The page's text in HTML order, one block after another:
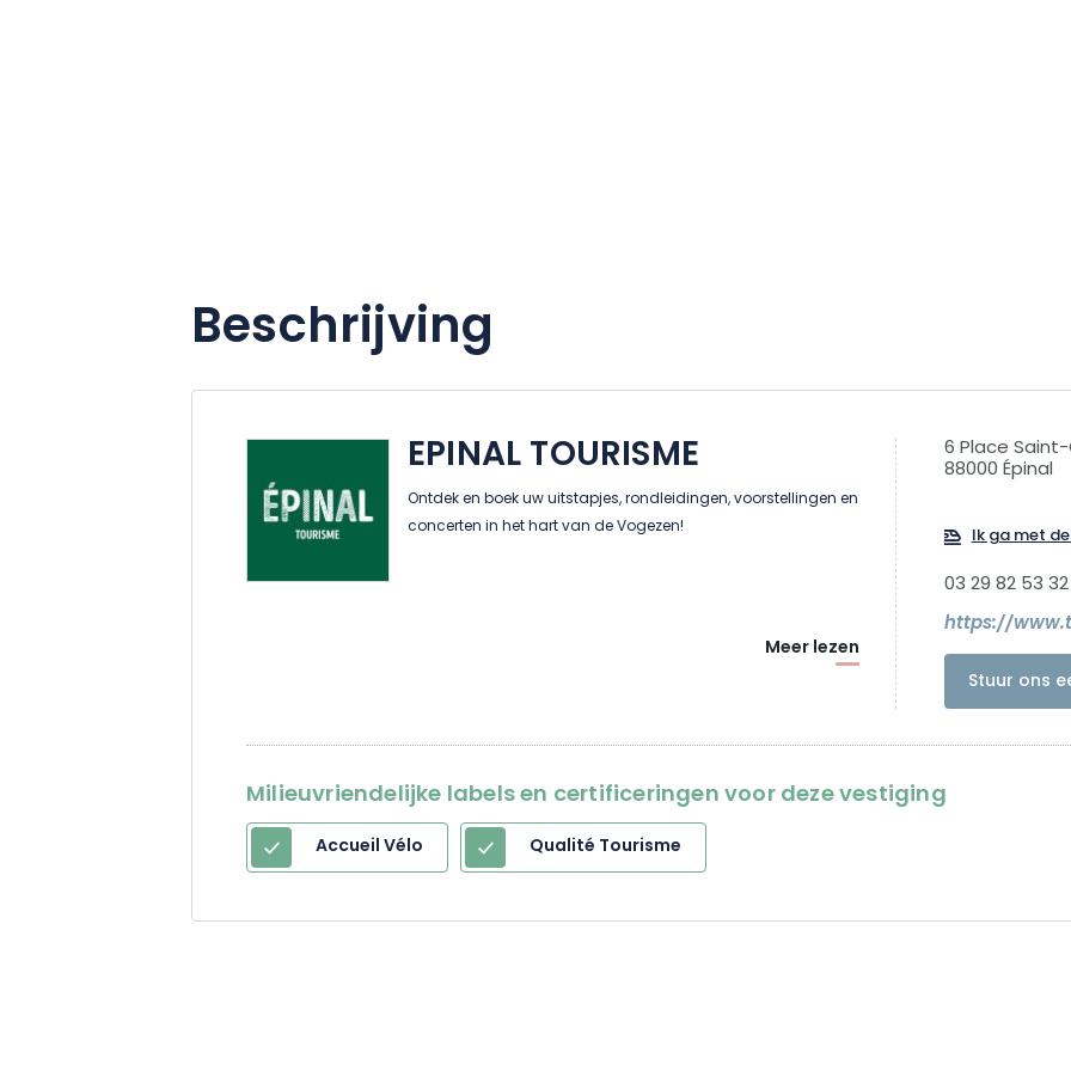
Beschrijving
EPINAL TOURISME
Ontdek en boek uw uitstapjes, rondleidingen, voorstellingen en
concerten in het hart van de Vogezen!
Meer lezen
6 Place
88000 Épinal
Ik ga met
03 29 82 53 32
https://
Stuur ons
Milieuvriendelijke labels en certificeringen voor deze vestiging
Accueil Vélo Qualité Tourisme